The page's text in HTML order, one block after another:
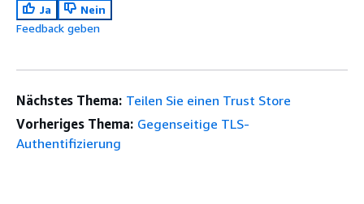
Ja
Nein
Feedback geben
Nächstes Thema: Teilen Sie einen Trust Store
Vorheriges Thema: Gegenseitige TLS-
Authentifizierung